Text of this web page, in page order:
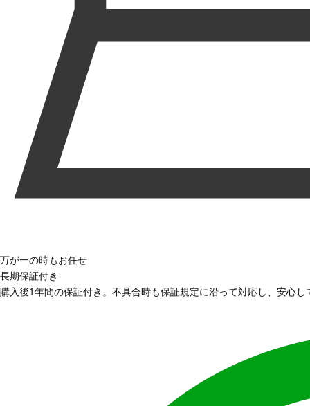
万が一の時もお任せ
長期保証付き
購入後1年間の保証付き。不具合時も保証規定に沿って対応し、安心